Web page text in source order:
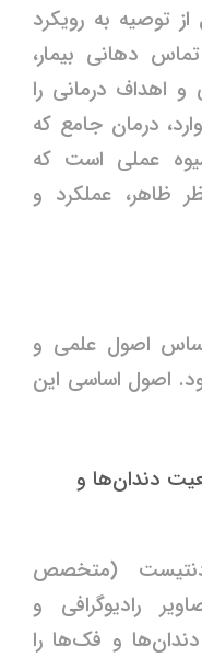
توصیه به رویکرد
دهانی بیمار،
اهداف درمانی را
درمان جامع که
عملی است که
ظاهر، عملکرد و
اصول علمی و
اصول اساسی این
دندان‌ها و
(متخصص
رادیوگرافی و
و فک‌ها را